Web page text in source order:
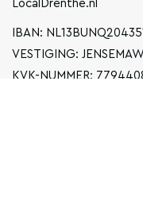
LocalDrenthe.nl
IBAN:
VESTIGING:
KVK-NUMMER: